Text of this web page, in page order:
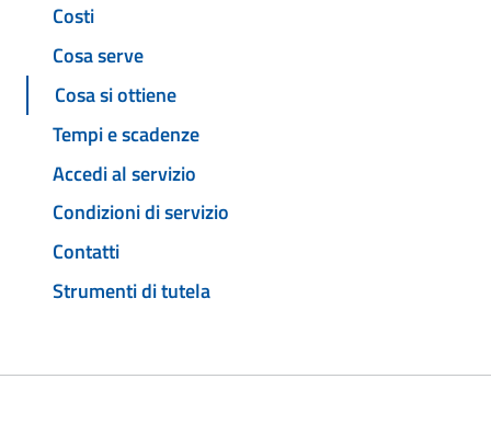
Costi
Cosa serve
Cosa si ottiene
Tempi e scadenze
Accedi al servizio
Condizioni di servizio
Contatti
Strumenti di tutela